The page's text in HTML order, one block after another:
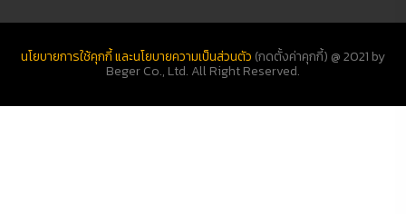
นโยบายการใช้คุกกี้ และนโยบายความเป็นส่วนตัว (กดตั้งค่าคุกกี้) @ 2021 by
Beger Co., Ltd. All Right Reserved.